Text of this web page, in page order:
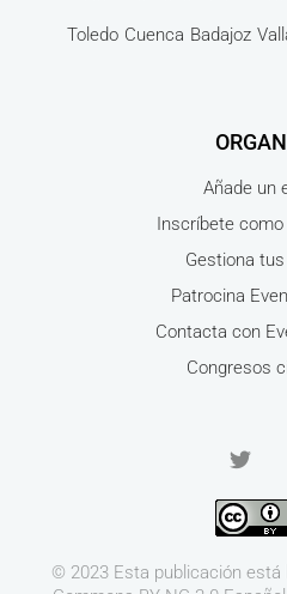
Toledo Cuenca Badajoz
Añade un
Inscríbete
Gestiona
Patrocina
Contacta con
Congresos
© 2023 Esta publicación está